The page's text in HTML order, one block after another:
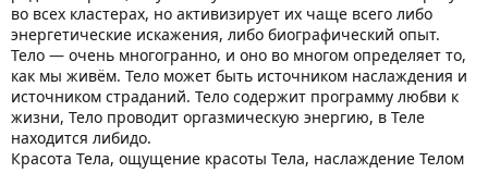
во всех кластерах, но активизирует их чаще всего либо
энергетические искажения, либо биографический опыт.
Тело — очень многогранно, и оно во многом определяет то,
как мы живём. Тело может быть источником наслаждения и
источником страданий. Тело содержит программу любви к
жизни, Тело проводит оргазмическую энергию, в Теле
находится либидо.
Красота Тела, ощущение красоты Тела, наслаждение Телом